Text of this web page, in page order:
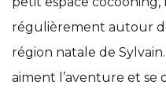
régulièrement autour
région natale de
aiment l’aventure et se